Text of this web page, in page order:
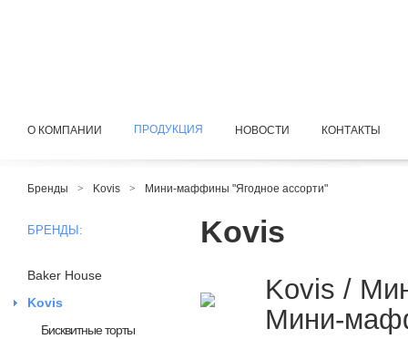
О КОМПАНИИ ПРОДУКЦИЯ НОВОСТИ КОНТАКТЫ
Бренды > Kovis > Мини-маффины "Ягодное ассорти"
Kovis
Kovis /
Мини-
БРЕНДЫ:
Baker House
Kovis
Бисквитные торты